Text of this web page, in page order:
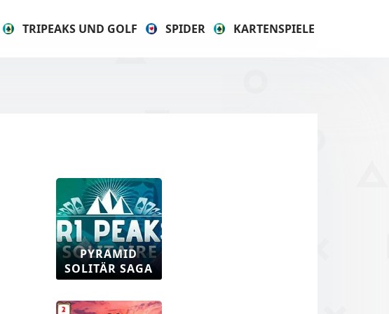
TRIPEAKS UND GOLF SPIDER KARTENSPIELE
PYRAMID
SOLITÄR SAGA